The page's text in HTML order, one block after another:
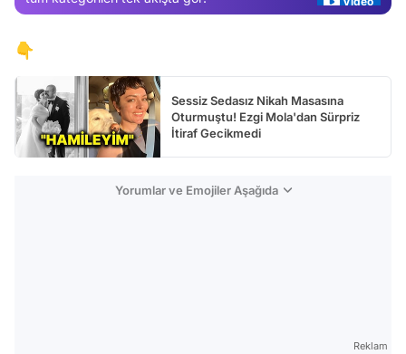
👇
Sessiz Sedasız Nikah Masasına
Oturmuştu! Ezgi Mola'dan Sürpriz
İtiraf Gecikmedi
Yorumlar ve Emojiler Aşağıda
Reklam